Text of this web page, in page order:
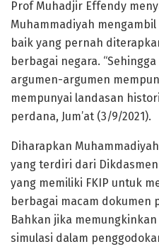
Prof Muhadjir Effendy
Muhammadiyah
baik yang pernah
berbagai negara.
argumen-argumen
mempunyai landasan
perdana, Jum’at (3/9/2021).
Diharapkan
yang terdiri dari
yang memiliki FKIP untuk
berbagai macam dokumen
Bahkan jika
simulasi dalam